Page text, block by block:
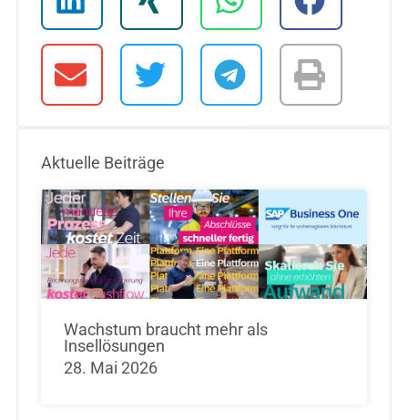
Aktuelle Beiträge
Wachstum braucht mehr als
Insellösungen
28. Mai 2026